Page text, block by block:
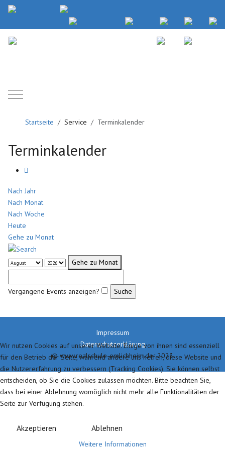
Mobile Menu Toggle
Startseite Service Terminkalender
Terminkalender
Nach Jahr
Nach Monat
Nach Woche
Heute
Gehe zu Monat
Gehe zu Monat
Vergangene Events anzeigen?
Impressum
Datenschutzerklärung
© www.realschule-emlichheim.de 2023
Wir nutzen Cookies auf unserer Website. Einige von ihnen sind essenziell
für den Betrieb der Seite, während andere uns helfen, diese Website und
die Nutzererfahrung zu verbessern (Tracking Cookies). Sie können selbst
entscheiden, ob Sie die Cookies zulassen möchten. Bitte beachten Sie,
dass bei einer Ablehnung womöglich nicht mehr alle Funktionalitäten der
Seite zur Verfügung stehen.
Akzeptieren Ablehnen
Weitere Informationen